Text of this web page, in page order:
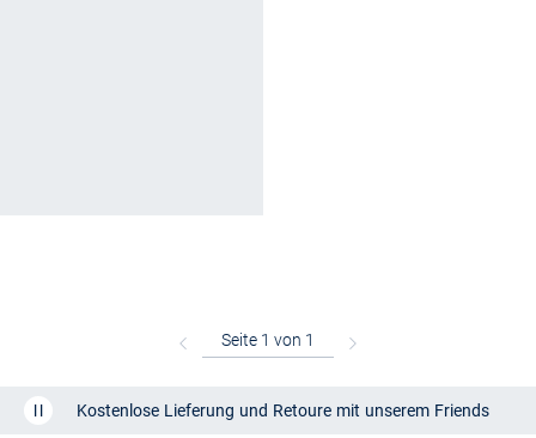
Kostenlose Lieferung und Retoure mit unserem Friends